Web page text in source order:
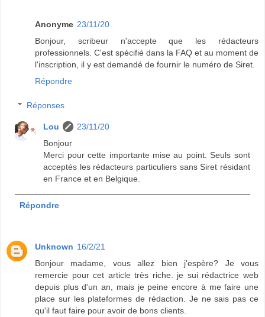
Anonyme 23/11/20
Bonjour, scribeur n'accepte que les rédacteurs
professionnels. C'est spécifié dans la FAQ et au moment de
l'inscription, il y est demandé de fournir le numéro de Siret.
Répondre
Réponses
Lou
23/11/20
Bonjour
Merci pour cette importante mise au point. Seuls sont
acceptés les rédacteurs particuliers sans Siret résidant
en France et en Belgique.
Répondre
Unknown 16/2/21
Bonjour madame, vous allez bien j'espère? Je vous
remercie pour cet article très riche. je sui rédactrice web
depuis plus d'un an, mais je peine encore à me faire une
place sur les plateformes de rédaction. Je ne sais pas ce
qu'il faut faire pour avoir de bons clients.